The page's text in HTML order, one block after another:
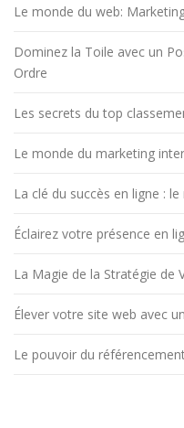
Le monde du web:
Dominez la Toile avec un
Ordre
Les secrets du top
Le monde du marketing
La clé du succès en ligne :
Éclairez votre présence en
La Magie de la Stratégie de
Élever votre site web avec
Le pouvoir du